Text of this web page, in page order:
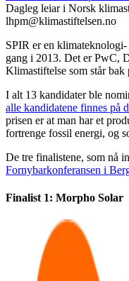
Dagleg leiar i Norsk
lhpm@klimastiftelsen.no
SPIR er en
gang i 2013. Det er PwC,
Klimastiftelse som står bak
I alt 13 kandidater ble
alle kandidatene finnes på
prisen er at man har et
fortrenge fossil energi, og
De tre finalistene, som nå
Fornybarkonferansen i
Finalist 1: Morpho Solar